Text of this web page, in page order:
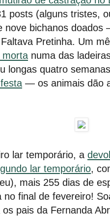
posts (alguns tristes,
nove bichanos
Pretinha. Um
morta numa das
longas quatro
― os animais dão
lar temporário, a
lar temporário,
mais 255 dias de
no final de fevereiro!
pais da Fernanda